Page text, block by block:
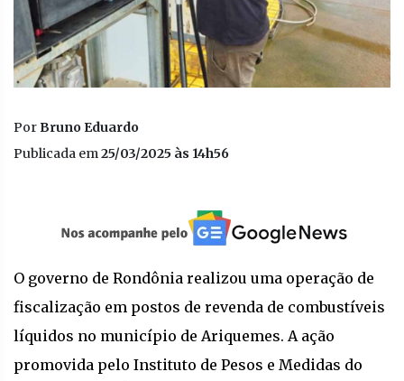
PorBruno Eduardo
Publicada em25/03/2025 às 14h56
O governo de Rondônia realizou uma operação de
fiscalização em postos de revenda de combustíveis
líquidos no município de Ariquemes. A ação
promovida pelo Instituto de Pesos e Medidas do